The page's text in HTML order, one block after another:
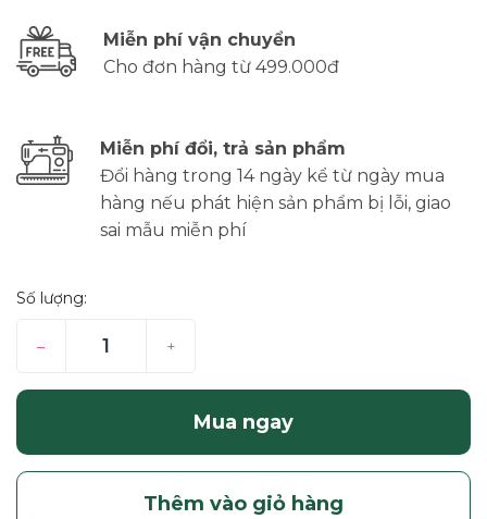
Miễn phí vận chuyển
Cho đơn hàng từ 499.000đ
Miễn phí đổi, trả sản phẩm
Đổi hàng trong 14 ngày kể từ ngày mua
hàng nếu phát hiện sản phẩm bị lỗi, giao
sai mẫu miễn phí
Số lượng:
– +
Mua ngay
Thêm vào giỏ hàng